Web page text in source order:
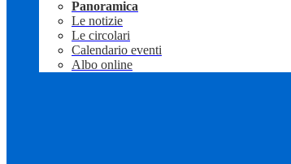
Panoramica
Le notizie
Le circolari
Calendario eventi
Albo online